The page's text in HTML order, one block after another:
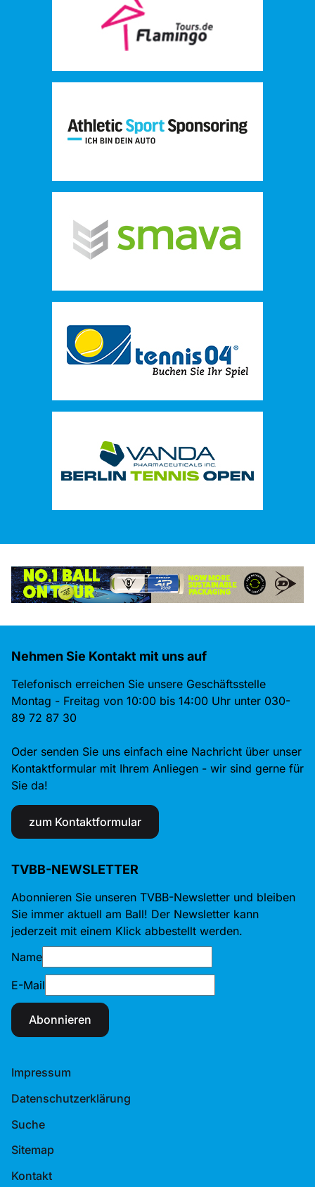
Nehmen Sie Kontakt mit uns auf
Telefonisch erreichen Sie unsere Geschäftsstelle
Montag - Freitag von 10:00 bis 14:00 Uhr unter 030-
89 72 87 30
Oder senden Sie uns einfach eine Nachricht über unser
Kontaktformular mit Ihrem Anliegen - wir sind gerne für
Sie da!
zum Kontaktformular
TVBB-NEWSLETTER
Abonnieren Sie unseren TVBB-Newsletter und bleiben
Sie immer aktuell am Ball! Der Newsletter kann
jederzeit mit einem Klick abbestellt werden.
Name
E-Mail
Abonnieren
Impressum
Datenschutzerklärung
Suche
Sitemap
Kontakt